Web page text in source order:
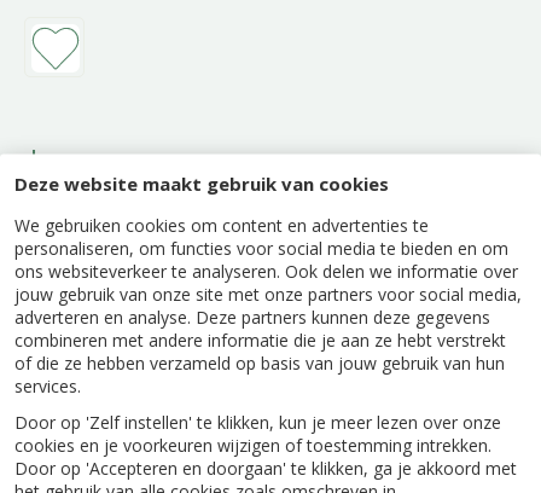
Deze website maakt gebruik van cookies
We gebruiken cookies om content en advertenties te
personaliseren, om functies voor social media te bieden en om
ons websiteverkeer te analyseren. Ook delen we informatie over
jouw gebruik van onze site met onze partners voor social media,
adverteren en analyse. Deze partners kunnen deze gegevens
combineren met andere informatie die je aan ze hebt verstrekt
of die ze hebben verzameld op basis van jouw gebruik van hun
services.
Door op 'Zelf instellen' te klikken, kun je meer lezen over onze
cookies en je voorkeuren wijzigen of toestemming intrekken.
Door op 'Accepteren en doorgaan' te klikken, ga je akkoord met
Beschrijving
PL CAT BARREL ZWART 70CM
Specificaties
EAN code 5420065844091